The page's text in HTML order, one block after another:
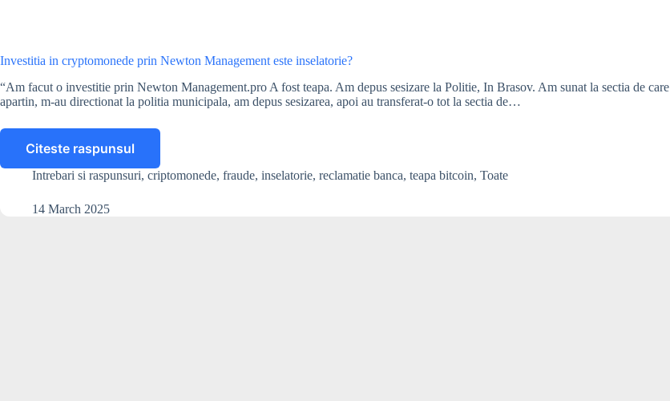
Investitia in cryptomonede prin Newton Management este inselatorie?
“Am facut o investitie prin Newton Management.pro A fost teapa. Am depus sesizare la Politie, In Brasov. Am sunat la sectia de care
apartin, m-au directionat la politia municipala, am depus sesizarea, apoi au transferat-o tot la sectia de…
Citeste raspunsul
Investitia
in
cryptomonede
prin
Intrebari si raspunsuri, criptomonede, fraude, inselatorie, reclamatie banca, teapa bitcoin, Toate
14 March 2025